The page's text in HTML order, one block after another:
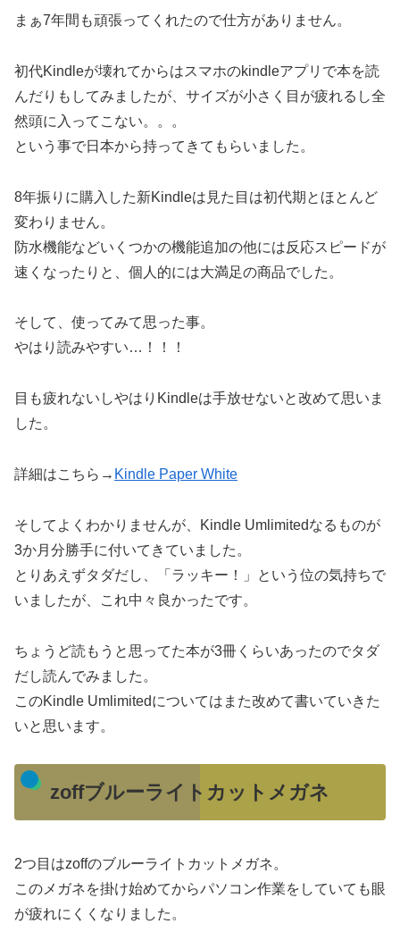
まぁ7年間も頑張ってくれたので仕方がありません。
初代Kindleが壊れてからはスマホのkindleアプリで本を読
んだりもしてみましたが、サイズが小さく目が疲れるし全
然頭に入ってこない。。。
という事で日本から持ってきてもらいました。
8年振りに購入した新Kindleは見た目は初代期とほとんど
変わりません。
防水機能などいくつかの機能追加の他には反応スピードが
速くなったりと、個人的には大満足の商品でした。
そして、使ってみて思った事。
やはり読みやすい…！！！
目も疲れないしやはりKindleは手放せないと改めて思いま
した。
詳細はこちら→ Kindle Paper White
そしてよくわかりませんが、Kindle Umlimitedなるものが
3か月分勝手に付いてきていました。
とりあえずタダだし、「ラッキー！」という位の気持ちで
いましたが、これ中々良かったです。
ちょうど読もうと思ってた本が3冊くらいあったのでタダ
だし読んでみました。
このKindle Umlimitedについてはまた改めて書いていきた
いと思います。
zoffブルーライトカットメガネ
2つ目はzoffのブルーライトカットメガネ。
このメガネを掛け始めてからパソコン作業をしていても眼
が疲れにくくなりました。